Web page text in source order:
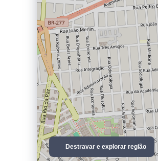
Destravar e explorar região